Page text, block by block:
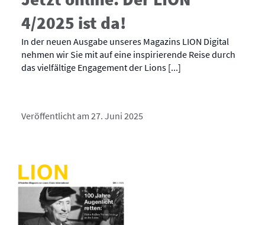
4/2025 ist da!
In der neuen Ausgabe unseres Magazins LION Digital
nehmen wir Sie mit auf eine inspirierende Reise durch
das vielfältige Engagement der Lions [...]
Veröffentlicht am 27. Juni 2025